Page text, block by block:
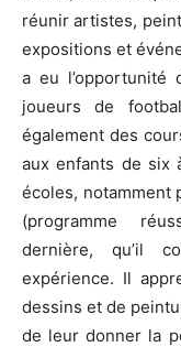
réunir artistes,
expositions et
a eu l’opportunité
joueurs de
également des
aux enfants de six
écoles, notamment
(programme
dernière, qu’il
expérience. Il
dessins et de
de leur donner la